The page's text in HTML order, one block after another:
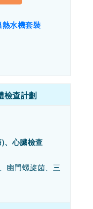
水機套裝
檢查計劃
、心臟檢查
幽門螺旋菌、三